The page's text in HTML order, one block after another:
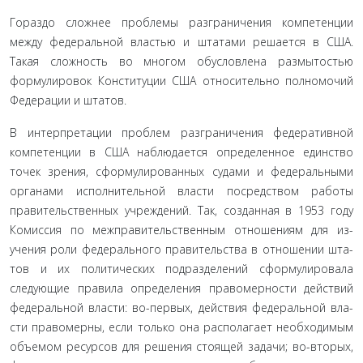
Гораздо сложнее проблемы разграничения компетен­ции
между федеральной властью и штатами решается в США.
Такая сложность во многом обусловлена размытостью
формулировок Конституции США относительно полномо­чий
Федерации и штатов.
В интерпретации проблем разграничения федератив­ной
компетенции в США наблюдается определенное един­ство
точек зрения, сформулированных судами и федераль­ными
органами исполнительной власти посредством работы
правительственных учреждений. Так, созданная в 1953 году
Комиссия по межправительственным отношениям для из­
учения роли федерального правительства в отношении шта­
тов и их политических подразделений сформулировала
следующие правила определения правомерности действий
федеральной власти: во-первых, действия федеральной вла­
сти правомерны, если только она располагает необходимым
объемом ресурсов для решения стоящей задачи; во-вторых,